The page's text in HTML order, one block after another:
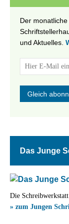
Der
und Aktuelles.
Das Junge
Die
» zum Jungen